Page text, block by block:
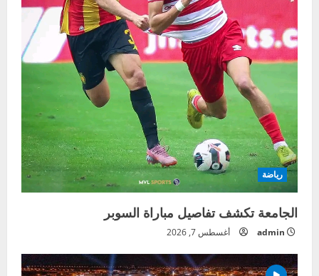
رياضة
الجامعة تكشف تفاصيل مباراة السوبر
admin أغسطس 7, 2026